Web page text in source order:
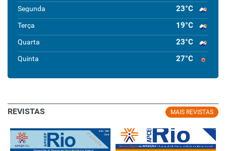
Segunda 23°C
Terça 19°C
Quarta 23°C
Quinta 27°C
MAIS REVISTAS
REVISTAS